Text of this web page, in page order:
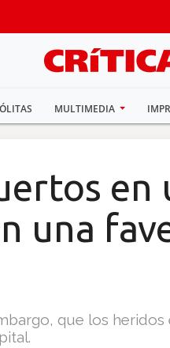
MULTIMEDIA
en
una
que los heridos